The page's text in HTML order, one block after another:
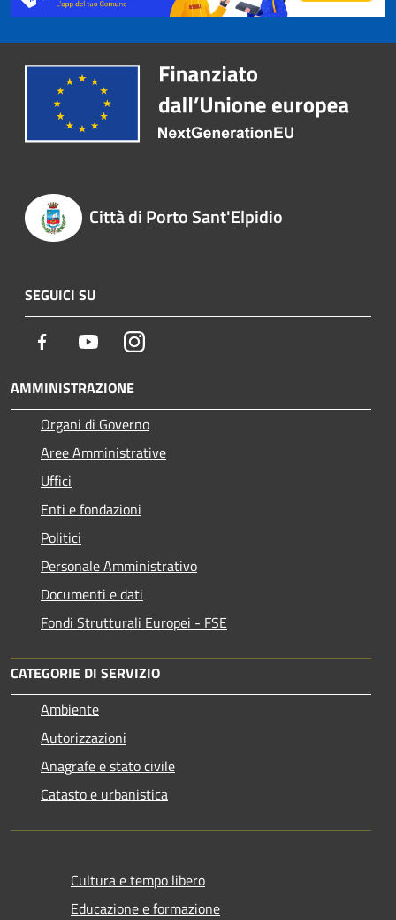
Città di Porto Sant'Elpidio
SEGUICI SU
Facebook YoutubeInstagram
AMMINISTRAZIONE
Organi di Governo
Aree Amministrative
Uffici
Enti e fondazioni
Politici
Personale Amministrativo
Documenti e dati
Fondi Strutturali Europei - FSE
CATEGORIE DI SERVIZIO
Ambiente
Autorizzazioni
Anagrafe e stato civile
Catasto e urbanistica
Cultura e tempo libero
Educazione e formazione